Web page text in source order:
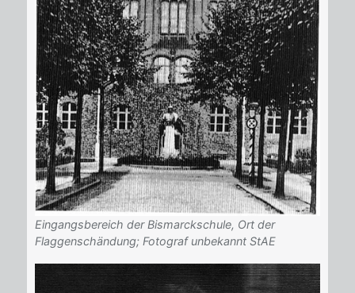
Eingangsbereich der Bismarckschule, Ort der
Flaggenschändung; Fotograf unbekannt StAE